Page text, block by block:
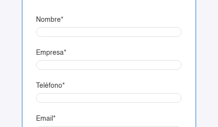
Nombre*
Empresa*
Teléfono*
Email *